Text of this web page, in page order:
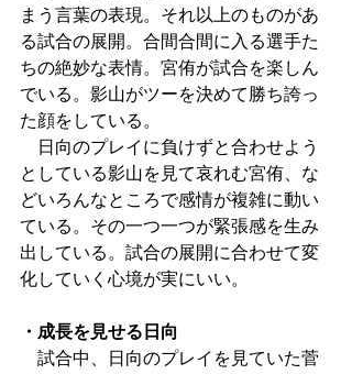
まう言葉の表現。それ以上のものがあ
る試合の展開。合間合間に入る選手た
ちの絶妙な表情。宮侑が試合を楽しん
でいる。影山がツーを決めて勝ち誇っ
た顔をしている。
日向のプレイに負けずと合わせよう
としている影山を見て哀れむ宮侑、な
どいろんなところで感情が複雑に動い
ている。その一つ一つが緊張感を生み
出している。試合の展開に合わせて変
化していく心境が実にいい。
・成長を見せる日向
試合中、日向のプレイを見ていた菅